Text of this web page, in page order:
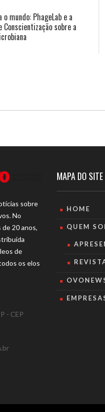
mundo: PhageLab e a
Conscientização sobre a
sobre
No
20 anos,
de
os elos
- CEP
MAPA DO SITE
HOME
QUEM